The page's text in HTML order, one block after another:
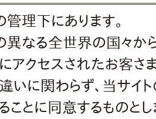
理下にあります。
異なる全世界の国々か
アクセスされたお客さ
いに関わらず、当サイ
とに同意するものと